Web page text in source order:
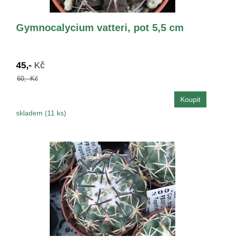
Gymnocalycium vatteri, pot 5,5 cm
45,- Kč
60,- Kč
skladem (11 ks)